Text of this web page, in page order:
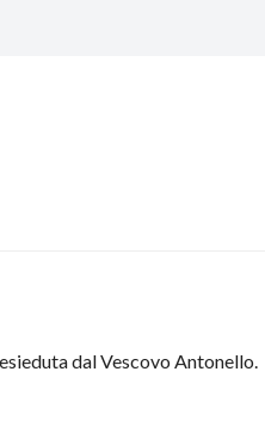
dal Vescovo Antonello.